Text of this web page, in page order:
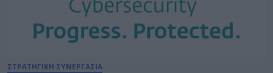
ΣΤΡΑΤΗΓΙΚΗ ΣΥΝΕΡΓΑΣΙΑ